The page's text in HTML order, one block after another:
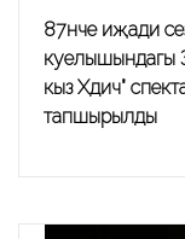
87нче иҗади
куелышындагы
кыз Хәдичә”
тапшырылды